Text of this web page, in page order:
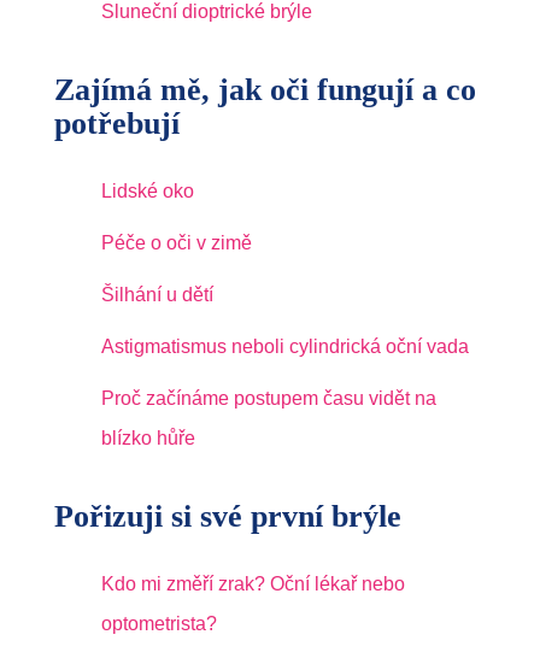
Sluneční dioptrické brýle
Zajímá mě, jak oči fungují a co
potřebují
Lidské oko
Péče o oči v zimě
Šilhání u dětí
Astigmatismus neboli cylindrická oční vada
Proč začínáme postupem času vidět na
blízko hůře
Pořizuji si své první brýle
Kdo mi změří zrak? Oční lékař nebo
optometrista?